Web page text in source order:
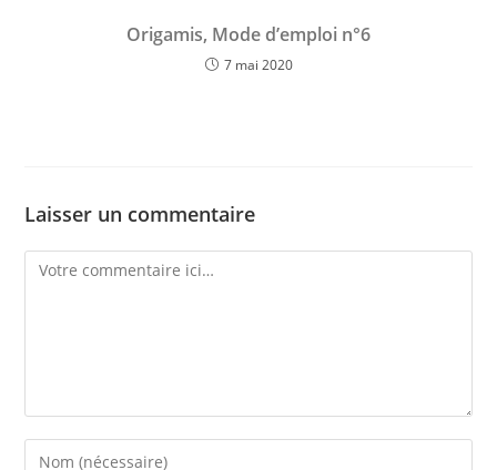
Origamis, Mode d’emploi n°6
7 mai 2020
Laisser un commentaire
Comment
Enter